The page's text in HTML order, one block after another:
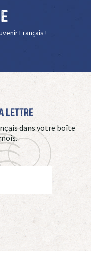
Français !
Lettre
dans votre boîte